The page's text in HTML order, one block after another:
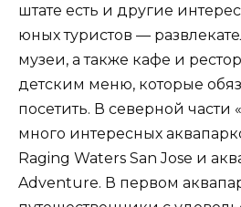
штате есть и другие
юных туристов —
музеи, а также кафе и
детским меню, которые
посетить. В северной части
много интересных
Raging Waters San Jose и
Adventure. В первом